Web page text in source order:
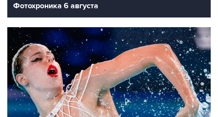
Фотохроника 6 августа